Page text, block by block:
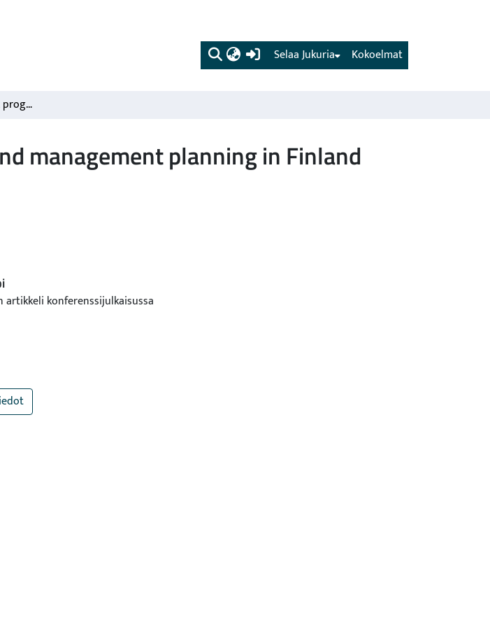
(current) Kokoelmat
Selaa Jukuria
Introduction to forest programmes and management planning in Finland
management planning in Finland
artikkeli konferenssijulkaisussa